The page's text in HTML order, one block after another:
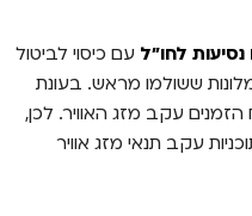
נסיעות לחו"ל עם כיסוי לביטול
ששולמו מראש. בעונת
הזמנים עקב מזג האוויר. לכן,
עקב תנאי מזג אוויר